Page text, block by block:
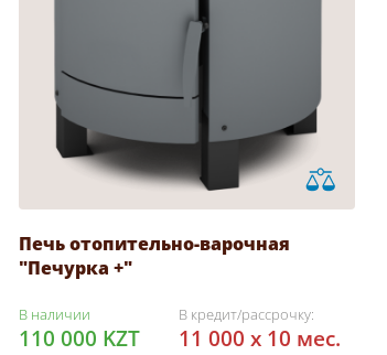
Печь отопительно-варочная
"Печурка +"
В наличии
110 000 KZT
В кредит/рассрочку:
11 000 x 10 мес.